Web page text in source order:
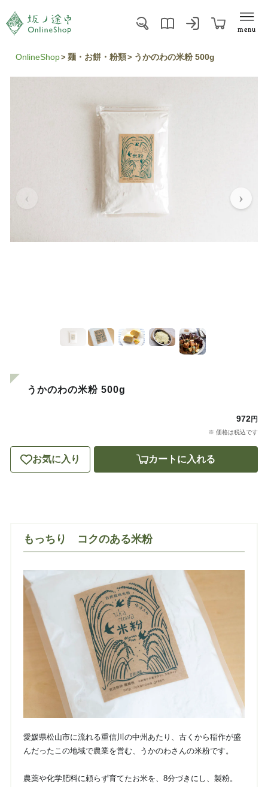
menu
OnlineShop 麺・お餅・粉類 うかのわの米粉 500g
うかのわの米粉 500g
972円
※ 価格は税込です
お気に入り カートに入れる
もっちり コクのある米粉
愛媛県松山市に流れる重信川の中州あたり、古くから稲作が盛
んだったこの地域で農業を営む、うかのわさんの米粉です。
農薬や化学肥料に頼らず育てたお米を、8分づきにし、製粉。